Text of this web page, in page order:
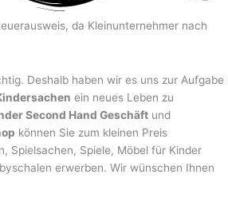
da Kleinunternehmer nach
Deshalb haben wir es uns zur Aufgabe
ein neues Leben zu
Second Hand Geschäft und
können Sie zum kleinen Preis
Spiel­sachen, Spiele, Möbel für Kinder
erwerben. Wir wünschen Ihnen